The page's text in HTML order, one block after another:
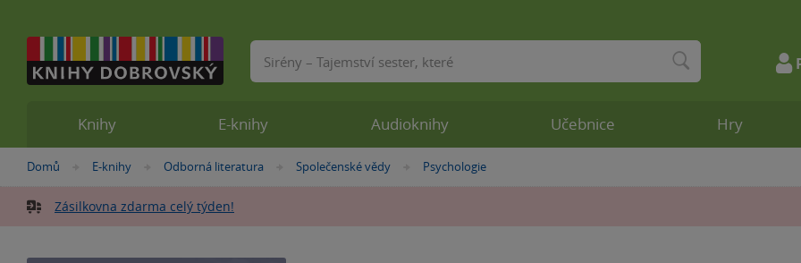
Nacházíte
zde:
Domů »
E-knihy »
Odborná literatura »
Společenské vědy »Psychologie
Zásilkovna zdarma celý týden!
Knihy E-knihy Audioknihy Učebnice Hry
Vyhledávání